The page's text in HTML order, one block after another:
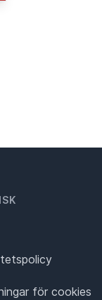
för cookies